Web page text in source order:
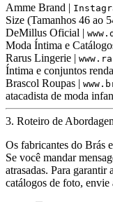
Amme Brand |
Size (Tamanhos 46 ao
DeMillus Oficial |
Moda Íntima e
Rarus Lingerie |
Íntima e conjuntos
Brascol Roupas |
atacadista de moda
3. Roteiro de
Os fabricantes do Brás
Se você mandar
atrasadas. Para garantir
catálogos de foto, envie